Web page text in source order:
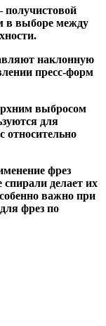
в выборе между
наклонную
пресс-форм
выбросом
для
относительно
фрез
делает их
важно при
фрез по